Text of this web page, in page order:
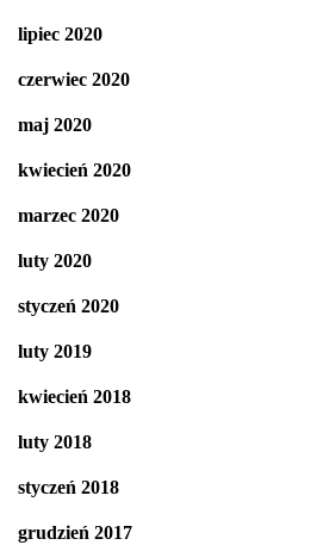
lipiec 2020
czerwiec 2020
maj 2020
kwiecień 2020
marzec 2020
luty 2020
styczeń 2020
luty 2019
kwiecień 2018
luty 2018
styczeń 2018
grudzień 2017